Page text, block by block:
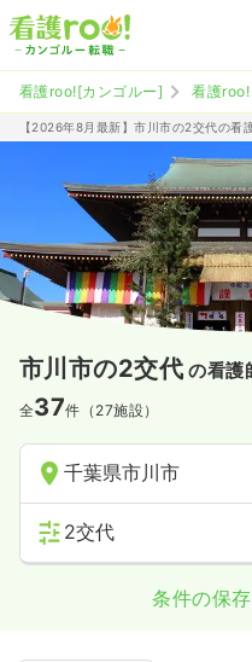
看護roo![カンゴルー] 看護roo!
【2026年8月最新】市川市の2交代の看
市川市の2交代 の看護
全37件（27施設）
千葉県市川市
2交代
条件の保